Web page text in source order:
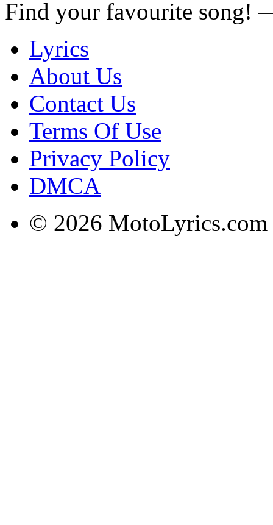
Find your favourite song!
Lyrics
About Us
Contact Us
Terms Of Use
Privacy Policy
DMCA
© 2026 MotoLyrics.com